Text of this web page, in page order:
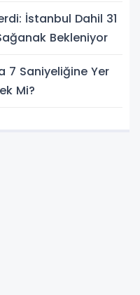
İstanbul Dahil 31
Bekleniyor
7 Saniyeliğine Yer
Mi?